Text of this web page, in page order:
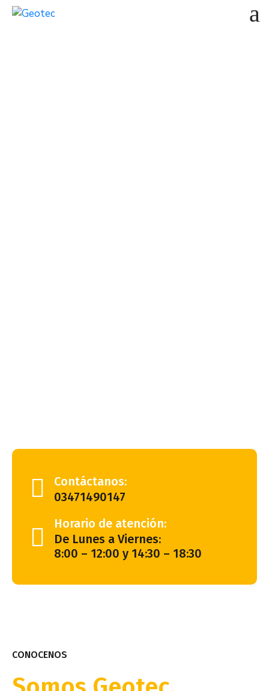
Contáctanos:
03471490147
Horario de atención:
De Lunes a Viernes:
8:00 – 12:00 y 14:30 – 18:30
CONOCENOS